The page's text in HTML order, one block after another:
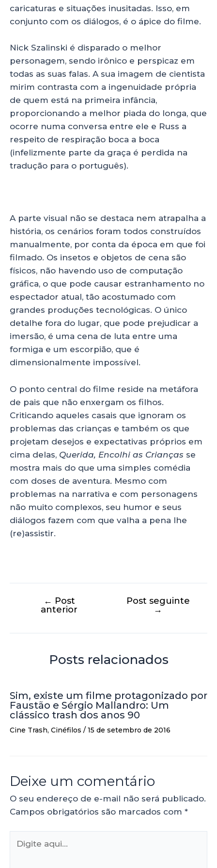
caricaturas e situações inusitadas. Isso, em
conjunto com os diálogos, é o ápice do filme.
Nick Szalinski é disparado o melhor
personagem, sendo irônico e perspicaz em
todas as suas falas. A sua imagem de cientista
mirim contrasta com a ingenuidade própria
de quem está na primeira infância,
proporcionando a melhor piada do longa, que
ocorre numa conversa entre ele e Russ a
respeito de respiração boca a boca
(infelizmente parte da graça é perdida na
tradução para o português).
A parte visual não se destaca nem atrapalha a
história, os cenários foram todos construídos
manualmente, por conta da época em que foi
filmado. Os insetos e objetos de cena são
físicos, não havendo uso de computação
gráfica, o que pode causar estranhamento no
espectador atual, tão acostumado com
grandes produções tecnológicas. O único
detalhe fora do lugar, que pode prejudicar a
imersão, é uma cena de luta entre uma
formiga e um escorpião, que é
dimensionalmente impossível.
O ponto central do filme reside na metáfora
de pais que não enxergam os filhos.
Criticando aqueles casais que ignoram os
problemas das crianças e também os que
projetam desejos e expectativas próprios em
cima delas, Querida, Encolhi as Crianças se
mostra mais do que uma simples comédia
com doses de aventura. Mesmo com
problemas na narrativa e com personagens
não muito complexos, seu humor e seus
diálogos fazem com que valha a pena lhe
(re)assistir.
← Post
anterior
Post seguinte
→
Posts relacionados
Sim, existe um filme protagonizado por
Faustão e Sérgio Mallandro: Um
clássico trash dos anos 90
Cine Trash, Cinéfilos / 15 de setembro de 2016
Deixe um comentário
O seu endereço de e-mail não será publicado.
Campos obrigatórios são marcados com *